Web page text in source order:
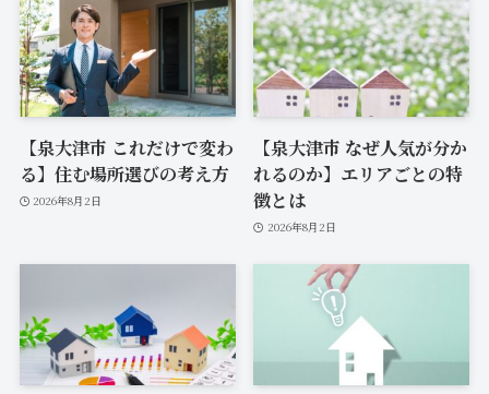
【泉大津市 これだけで変わ
る】住む場所選びの考え方
2026年8月2日
【泉大津市 なぜ人気が分か
れるのか】エリアごとの特
徴とは
2026年8月2日